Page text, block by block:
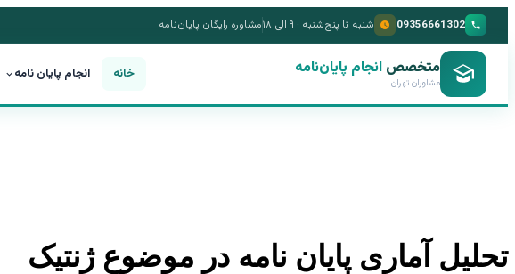
09356661302 شنبه تا پنج‌شنبه · ۹ الی ۱۸ مشاوره رایگان پایان‌نامه
متخصص انجام پایان‌نامه
مشاوران تهران خانه انجام پایان نامه
تحلیل آماری پایان نامه در موضوع ژنتیک